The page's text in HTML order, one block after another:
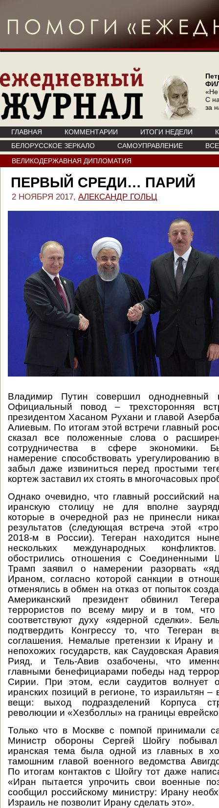
«Не
С
за
ГЛАВНАЯ КОММЕНТАРИИ ИТОГИ НЕДЕЛИ
БЕЛОРУССКОЕ ЗЕРКАЛО
САМОУПРАВЛЕНИЕ
ВЕЛИКОДЕРЖАВНАЯ ДИПЛОМАТИЯ
ПЕРВЫЙ СРЕДИ… ПАРИЙ
2 НОЯБРЯ 2017, АЛЕКСАНДР ГОЛЬЦ
Владимир Путин совершил однодневный
Официальный повод – трехсторонняя
президентом Хасаном Рухани и главой
Алиевым. По итогам этой встречи главный
сказал все положенные слова о
сотрудничества в сфере экономики.
намерение способствовать
забыл даже извиниться перед простыми
кортеж заставил их стоять в многочасовых
Однако очевидно, что главный российский
иранскую столицу не для вполне
которые в очередной раз не принесли
результатов (следующая встреча этой
2018-м в России). Тегеран находится
нескольких международных
обострились отношения с Соединенными
Трамп заявил о намерении разорвать
Ираном, согласно которой санкции в
отменялись в обмен на отказ от попыток
Американский президент обвинил
террористов по всему миру и в том, что
соответствуют духу «ядерной сделки».
подтвердить Конгрессу то, что Тегеран
соглашения. Немалые претензии к Ирану и
непохожих государств, как Саудовская
Рияд, и Тель-Авив озабочены, что
главными бенефициарами победы над
Сирии. При этом, если саудитов волнует
иранских позиций в регионе, то израильтян –
вещи: выход подразделений Корпуса
революции и «Хезболлы» на границы
Только что в Москве с помпой принимали
Министр обороны Сергей Шойгу
иранская тема была одной из главных в
тамошним главой военного ведомства
По итогам контактов с Шойгу тот даже
«Иран пытается упрочить свои военные
сообщил российскому министру: Ирану
Израиль не позволит Ирану сделать это».